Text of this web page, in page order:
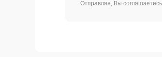
Отправляя, Вы